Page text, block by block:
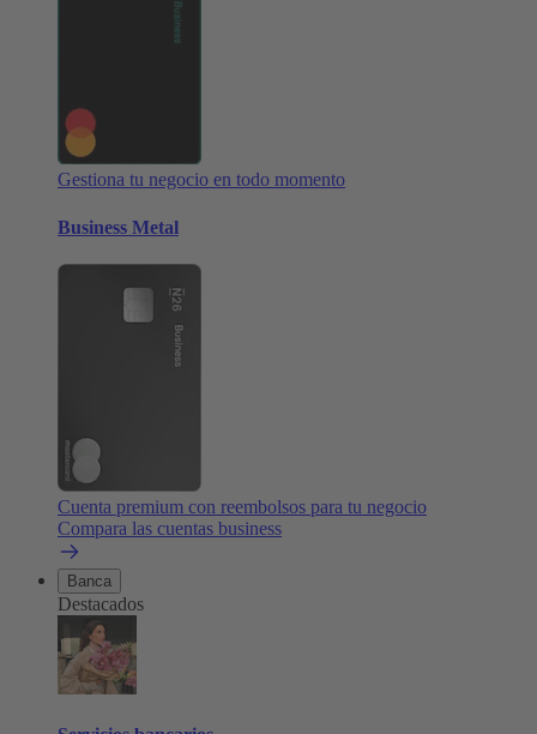
Gestiona tu negocio en todo momento
Business Metal
Cuenta premium con reembolsos para tu negocio
Compara las cuentas business
Banca
Destacados